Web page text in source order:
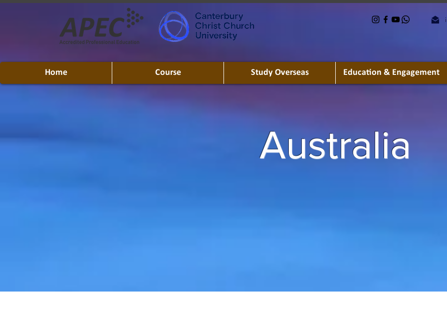
Home Course Study Overseas Education & Engagement
Australia